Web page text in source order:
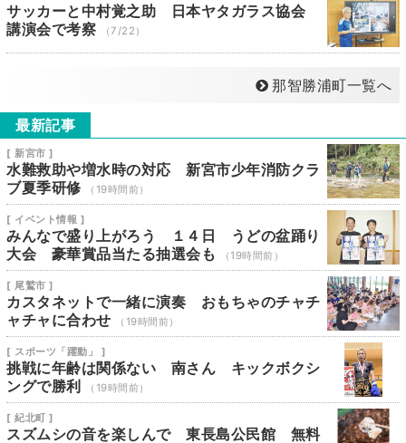
サッカーと中村覚之助 日本ヤタガラス協会
講演会で考察
（7/22）
那智勝浦町一覧へ
最新記事
[ 新宮市 ]
水難救助や増水時の対応 新宮市少年消防クラ
ブ夏季研修
（19時間前）
[ イベント情報 ]
みんなで盛り上がろう １４日 うどの盆踊り
大会 豪華賞品当たる抽選会も
（19時間前）
[ 尾鷲市 ]
カスタネットで一緒に演奏 おもちゃのチャチ
ャチャに合わせ
（19時間前）
[ スポーツ「躍動」 ]
挑戦に年齢は関係ない 南さん キックボクシ
ングで勝利
（19時間前）
[ 紀北町 ]
スズムシの音を楽しんで 東長島公民館 無料